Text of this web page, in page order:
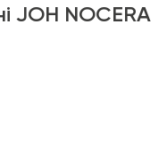
JOH NOCERA